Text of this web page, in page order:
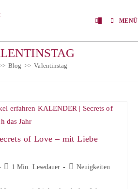
MENÜ
Blog >> Valentinstag
of Love – mit Liebe
Lesedauer:
1 Min. Lesedauer
Beitrags-
Neuigkeiten